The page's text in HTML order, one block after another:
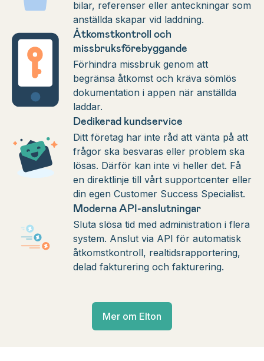
bilar, referenser eller anteckningar som
anställda skapar vid laddning.
Åtkomstkontroll och
missbruksförebyggande
Förhindra missbruk genom att
begränsa åtkomst och kräva sömlös
dokumentation i appen när anställda
laddar.
Dedikerad kundservice
Ditt företag har inte råd att vänta på att
frågor ska besvaras eller problem ska
lösas. Därför kan inte vi heller det. Få
en direktlinje till vårt supportcenter eller
din egen Customer Success Specialist.
Moderna API-anslutningar
Sluta slösa tid med administration i flera
system. Anslut via API för automatisk
åtkomstkontroll, realtidsrapportering,
delad fakturering och fakturering.
Mer om Elton